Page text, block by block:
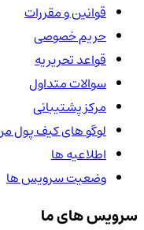
قوانین و مقررات
حریم خصوصی
قواعد تحریریه
سوالات متداول
مرکز پشتیبانی
لوگو های کیف پول من
اطلاعیه ها
وضعیت سرویس ها
سرویس های ما